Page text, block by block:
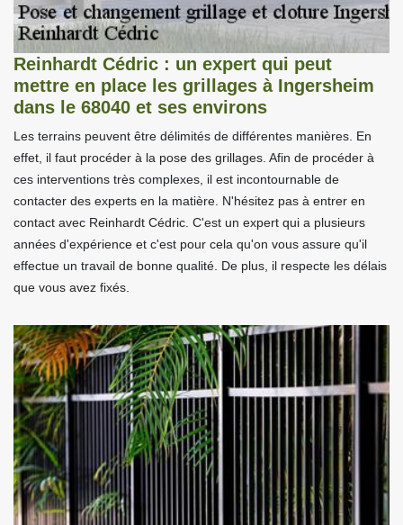
Reinhardt Cédric : un expert qui peut
mettre en place les grillages à Ingersheim
dans le 68040 et ses environs
Les terrains peuvent être délimités de différentes manières. En
effet, il faut procéder à la pose des grillages. Afin de procéder à
ces interventions très complexes, il est incontournable de
contacter des experts en la matière. N'hésitez pas à entrer en
contact avec Reinhardt Cédric. C'est un expert qui a plusieurs
années d'expérience et c'est pour cela qu'on vous assure qu'il
effectue un travail de bonne qualité. De plus, il respecte les délais
que vous avez fixés.